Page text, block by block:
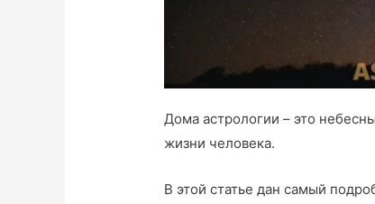
Дома астрологии – это
жизни человека.
В этой статье дан самый